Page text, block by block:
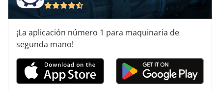
¡La aplicación número 1 para maquinaria de
segunda mano!